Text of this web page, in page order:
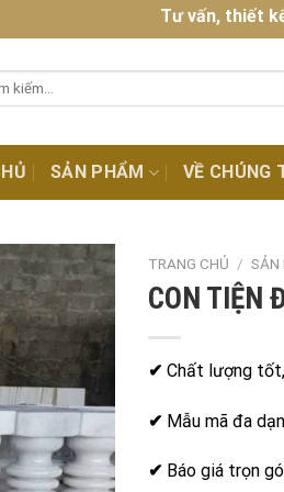
Tư vấn, thiết kế,
SẢN PHẨM VỀ CHÚNG
TRANG CHỦ / SẢN
CON TIỆN
✔ Chất lượng
✔ Mẫu mã đa
✔ Báo giá trọn